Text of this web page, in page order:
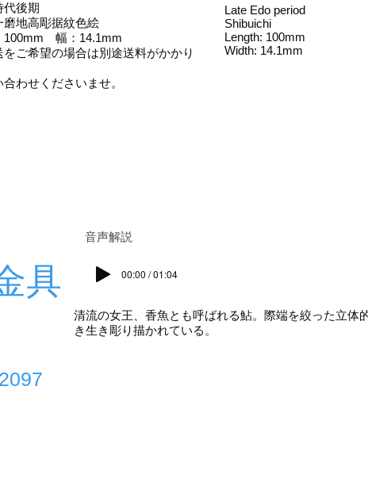
代後期
磨地高彫据紋色絵
100mm 幅：14.1mm
をご希望の場合は別途送料がかかり
合わせくださいませ。
Late Edo period
Shibuichi
Length: 100mm
Width: 14.1mm
​音声解説
具 00:00 / 01:04
2097
清流の女王、香魚とも呼ばれる鮎。際端を絞った立体
き生き彫り描かれている。